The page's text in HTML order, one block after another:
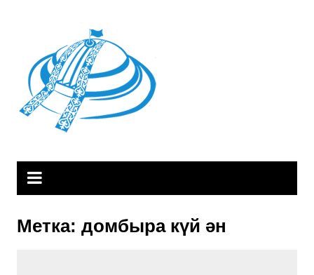
Метка: домбыра күй ән